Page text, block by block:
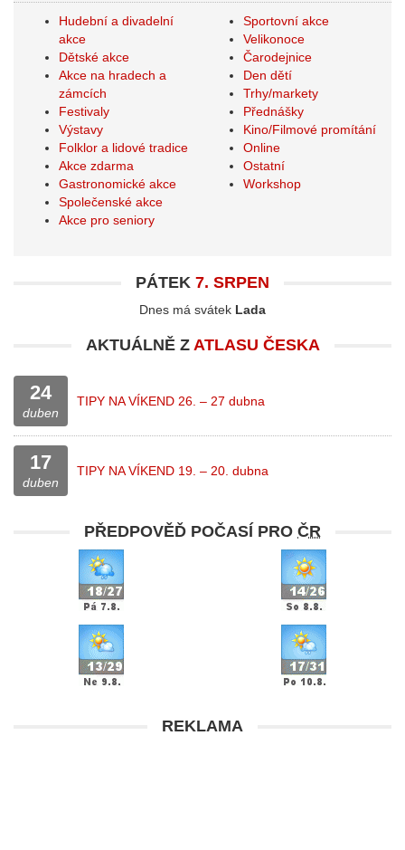
Hudební a divadelní
akce
Dětské akce
Akce na hradech a
zámcích
Festivaly
Výstavy
Folklor a lidové tradice
Akce zdarma
Gastronomické akce
Společenské akce
Akce pro seniory
Sportovní akce
Velikonoce
Čarodejnice
Den dětí
Trhy/markety
Přednášky
Kino/Filmové promítání
Online
Ostatní
Workshop
PÁTEK 7. SRPEN
Dnes má svátek Lada
AKTUÁLNĚ Z ATLASU ČESKA
24
duben
TIPY NA VÍKEND 26. – 27 dubna
17
duben
TIPY NA VÍKEND 19. – 20. dubna
PŘEDPOVĚĎ POČASÍ PRO ČR
REKLAMA